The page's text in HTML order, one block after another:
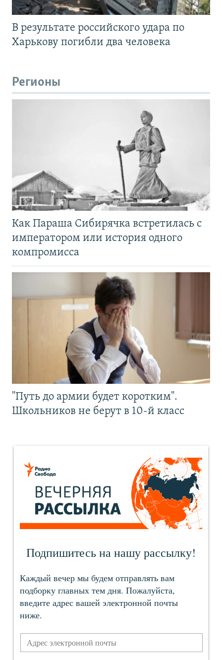
В результате российского удара по
Харькову погибли два человека
Регионы
Как Параша Сибирячка встретилась с
императором или история одного
компромисса
"Путь до армии будет коротким".
Школьников не берут в 10-й класс